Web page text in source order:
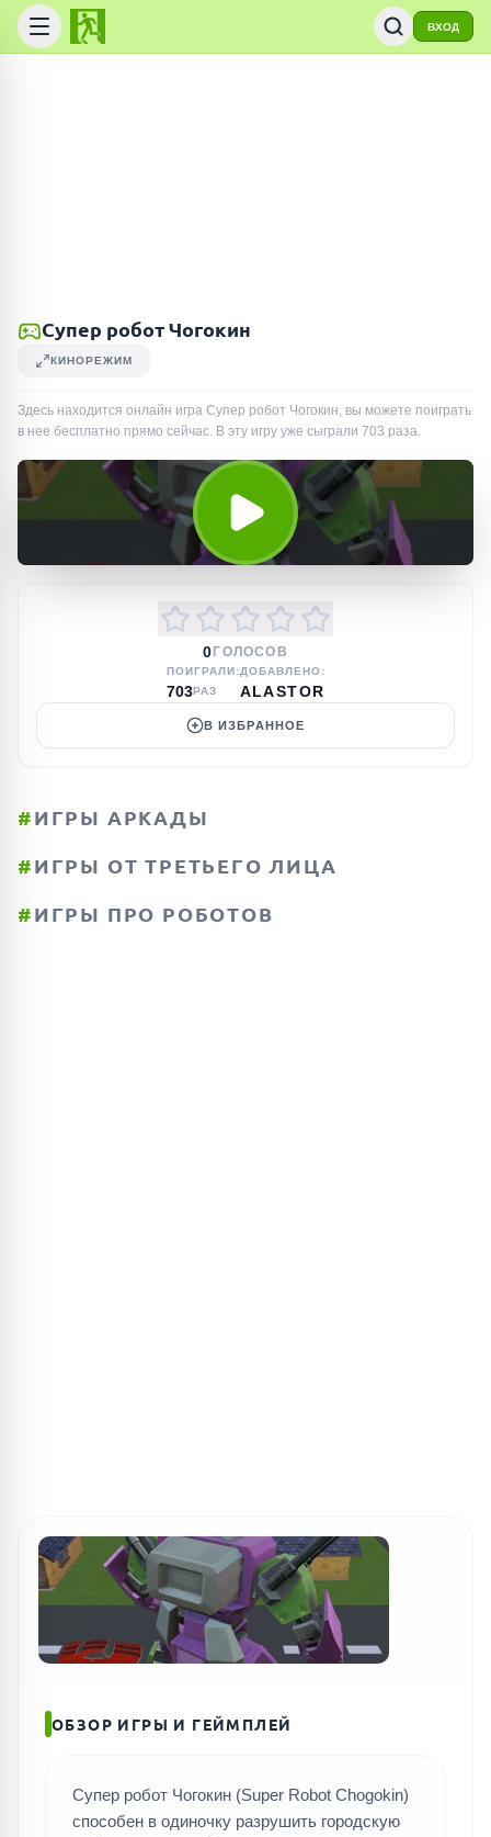
ВХОД
Супер робот Чогокин
КИНОРЕЖИМ
Здесь находится онлайн игра Супер робот Чогокин, вы можете поиграть
в нее бесплатно прямо сейчас. В эту игру уже сыграли 703 раза.
0 ГОЛОСОВ
ПОИГРАЛИ:
703РАЗ
ДОБАВЛЕНО:
ALASTOR
В ИЗБРАННОЕ
#ИГРЫ АРКАДЫ
#ИГРЫ ОТ ТРЕТЬЕГО ЛИЦА
#ИГРЫ ПРО РОБОТОВ
ОБЗОР ИГРЫ И ГЕЙМПЛЕЙ
Супер робот Чогокин (Super Robot Chogokin)
способен в одиночку разрушить городскую